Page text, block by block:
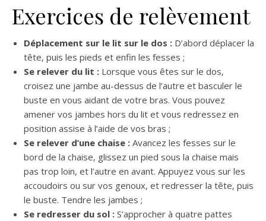
Exercices de relèvement
Déplacement sur le lit sur le dos : D’abord déplacer la
tête, puis les pieds et enfin les fesses ;
Se relever du lit : Lorsque vous êtes sur le dos,
croisez une jambe au-dessus de l’autre et basculer le
buste en vous aidant de votre bras. Vous pouvez
amener vos jambes hors du lit et vous redressez en
position assise à l’aide de vos bras ;
Se relever d’une chaise : Avancez les fesses sur le
bord de la chaise, glissez un pied sous la chaise mais
pas trop loin, et l’autre en avant. Appuyez vous sur les
accoudoirs ou sur vos genoux, et redresser la tête, puis
le buste. Tendre les jambes ;
Se redresser du sol : S’approcher à quatre pattes